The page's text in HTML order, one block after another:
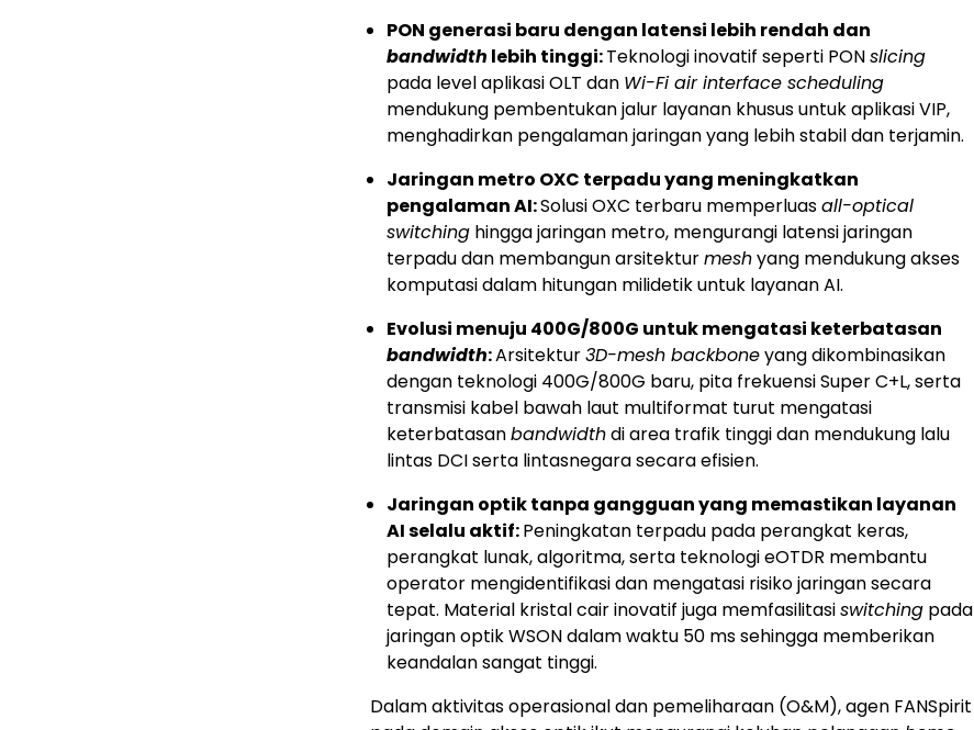
PON generasi baru dengan latensi lebih rendah dan
bandwidth lebih tinggi:Teknologi inovatif seperti PONslicing
pada level aplikasi OLT dan Wi-Fi air interface scheduling
mendukung pembentukan jalur layanan khusus untuk aplikasi VIP,
menghadirkan pengalaman jaringan yang lebih stabil dan terjamin.
Jaringan metro OXC terpadu yang meningkatkan
pengalaman AI:Solusi OXC terbaru memperluasall-optical
switching hingga jaringan metro, mengurangi latensi jaringan
terpadu dan membangun arsitekturmeshyang mendukung akses
komputasi dalam hitungan milidetik untuk layanan AI.
Evolusi menuju 400G/800G untuk mengatasi keterbatasan
bandwidth:Arsitektur3D-mesh backboneyang dikombinasikan
dengan teknologi 400G/800G baru, pita frekuensi Super C+L, serta
transmisi kabel bawah laut multiformat turut mengatasi
keterbatasanbandwidthdi area trafik tinggi dan mendukung lalu
lintas DCI serta lintasnegara secara efisien.
Jaringan optik tanpa gangguan yang memastikan layanan
AI selalu aktif:Peningkatan terpadu pada perangkat keras,
perangkat lunak, algoritma, serta teknologi eOTDR membantu
operator mengidentifikasi dan mengatasi risiko jaringan secara
tepat. Material kristal cair inovatif juga memfasilitasiswitching pada
jaringan optik WSON dalam waktu 50 ms sehingga memberikan
keandalan sangat tinggi.
Dalam aktivitas operasional dan pemeliharaan (O&M), agen FANSpirit